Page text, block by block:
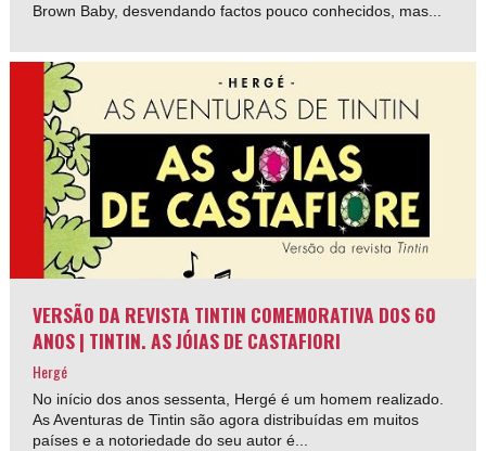
Brown Baby, desvendando factos pouco conhecidos, mas...
VERSÃO DA REVISTA TINTIN COMEMORATIVA DOS 60
ANOS | TINTIN. AS JÓIAS DE CASTAFIORI
Hergé
No início dos anos sessenta, Hergé é um homem realizado.
As Aventuras de Tintin são agora distribuídas em muitos
países e a notoriedade do seu autor é...